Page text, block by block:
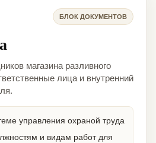
БЛОК ДОКУМЕНТОВ
магазина разливного
лица и внутренний
управления охраной труда
и видам работ для